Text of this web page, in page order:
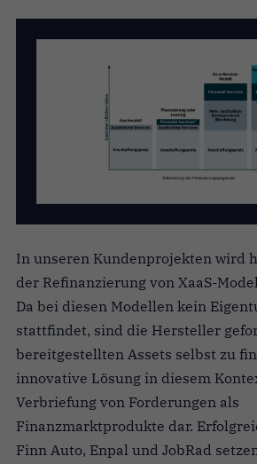
In unseren Kundenprojekten wird
der Refinanzierung von XaaS-
Da bei diesen Modellen kein
stattfindet, sind die Hersteller
bereitgestellten Assets selbst zu
innovative Lösung in diesem
Verbriefung von Forderungen als
Finanzmarktprodukte dar.
Finn Auto, Enpal und JobRad